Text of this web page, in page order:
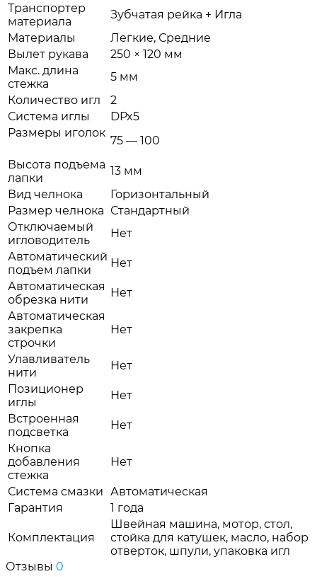
Транспортер
материала
Зубчатая рейка + Игла
Материалы
Легкие, Средние
Вылет рукава
250 × 120 мм
Макс. длина
стежка
5 мм
Количество игл
2
Система иглы
DPx5
Размеры иголок
75 — 100
Высота подъема
лапки
13 мм
Вид челнока
Горизонтальный
Размер челнока Стандартный
Отключаемый
игловодитель
Нет
Автоматический
подъем лапки
Нет
Автоматическая
обрезка нити
Нет
Автоматическая
закрепка
строчки
Нет
Улавливатель
нити
Нет
Позиционер
иглы
Нет
Встроенная
подсветка
Нет
Кнопка
добавления
стежка
Нет
Система смазки Автоматическая
Гарантия
1 года
Комплектация
Швейная машина, мотор, стол,
стойка для катушек, масло, набор
отверток, шпули, упаковка игл
Отзывы 0